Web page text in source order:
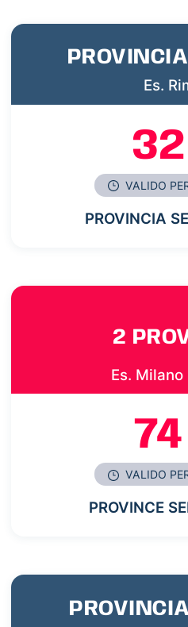
Es.
VALIDO
PROVINCIA
2
Es. Milano
VALIDO
PROVINCE